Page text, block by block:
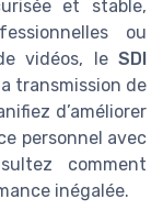
et stable,
ou
vidéos, le SDI
transmission de
d’améliorer
personnel avec
comment
inégalée.